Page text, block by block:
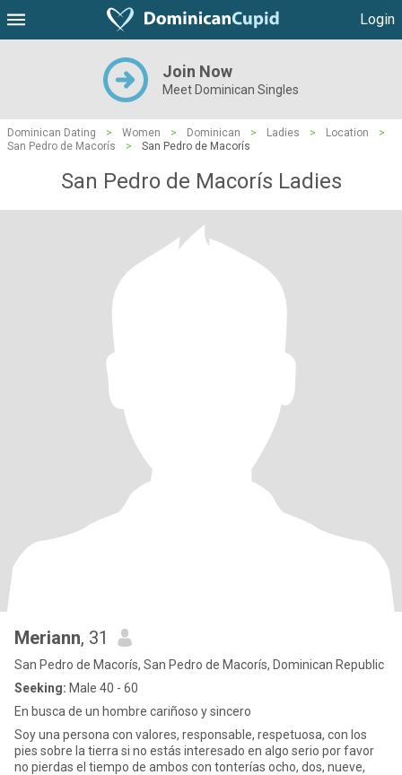
Login
Join Now
Meet Dominican Singles
Dominican Dating > Women > Dominican > Ladies > Location
>
San Pedro de Macorís
> San Pedro de Macorís
San Pedro de Macorís Ladies
Meriann, 31
San Pedro de Macorís, San Pedro de Macorís, Dominican Republic
Seeking: Male 40 - 60
En busca de un hombre cariñoso y sincero
Soy una persona con valores, responsable, respetuosa, con los
pies sobre la tierra si no estás interesado en algo serio por favor
no pierdas el tiempo de ambos con tonterías ocho, dos, nueve,